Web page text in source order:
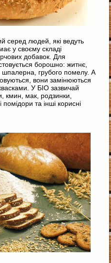
серед людей, які ведуть
у своєму складі
добавок. Для
борошно: житнє,
грубого помелу. А
вони замінюються
У БІО зазвичай
кмин, мак, родзинки,
помідори та інші корисні